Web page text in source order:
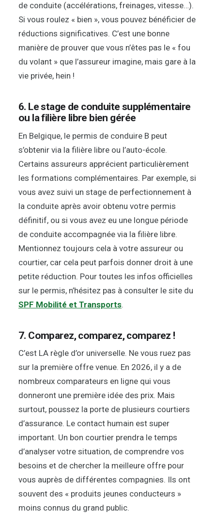
de conduite (accélérations, freinages, vitesse…).
Si vous roulez « bien », vous pouvez bénéficier de
réductions significatives. C’est une bonne
manière de prouver que vous n’êtes pas le « fou
du volant » que l’assureur imagine, mais gare à la
vie privée, hein !
6. Le stage de conduite supplémentaire
ou la filière libre bien gérée
En Belgique, le permis de conduire B peut
s’obtenir via la filière libre ou l’auto-école.
Certains assureurs apprécient particulièrement
les formations complémentaires. Par exemple, si
vous avez suivi un stage de perfectionnement à
la conduite après avoir obtenu votre permis
définitif, ou si vous avez eu une longue période
de conduite accompagnée via la filière libre.
Mentionnez toujours cela à votre assureur ou
courtier, car cela peut parfois donner droit à une
petite réduction. Pour toutes les infos officielles
sur le permis, n’hésitez pas à consulter le site du
SPF Mobilité et Transports.
7. Comparez, comparez, comparez !
C’est LA règle d’or universelle. Ne vous ruez pas
sur la première offre venue. En 2026, il y a de
nombreux comparateurs en ligne qui vous
donneront une première idée des prix. Mais
surtout, poussez la porte de plusieurs courtiers
d’assurance. Le contact humain est super
important. Un bon courtier prendra le temps
d’analyser votre situation, de comprendre vos
besoins et de chercher la meilleure offre pour
vous auprès de différentes compagnies. Ils ont
souvent des « produits jeunes conducteurs »
moins connus du grand public.